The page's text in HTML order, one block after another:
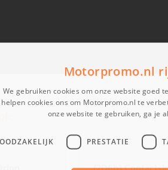
Motorpromo.nl
We gebruiken cookies om onze website goed
helpen cookies ons om Motorpromo.nl te
onze website te gebruiken, ga je
PRESTATIE